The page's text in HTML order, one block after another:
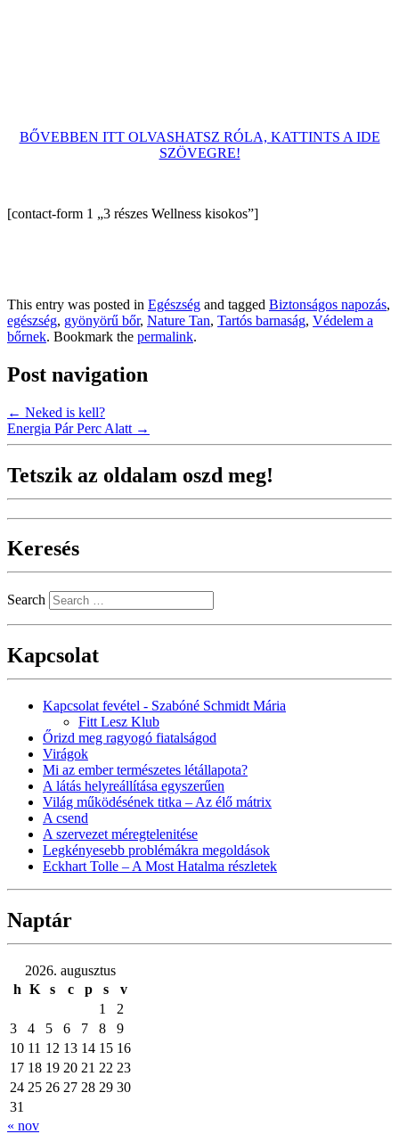
BŐVEBBEN ITT OLVASHATSZ RÓLA, KATTINTS A IDE
SZÖVEGRE!
[contact-form 1 „3 részes Wellness kisokos”]
This entry was posted in Egészség and tagged Biztonságos napozás,
egészség, gyönyörű bőr, Nature Tan, Tartós barnaság, Védelem a
bőrnek. Bookmark the permalink.
Post navigation
← Neked is kell?
Energia Pár Perc Alatt →
Tetszik az oldalam oszd meg!
Keresés
Search
Kapcsolat
Kapcsolat fevétel - Szabóné Schmidt Mária
Fitt Lesz Klub
Őrizd meg ragyogó fiatalságod
Virágok
Mi az ember természetes létállapota?
A látás helyreállítása egyszerűen
Világ működésének titka – Az élő mátrix
A csend
A szervezet méregtelenitése
Legkényesebb problémákra megoldások
Eckhart Tolle – A Most Hatalma részletek
Naptár
2026. augusztus
h K s c p s
v
1
2
3
4 5 6 7 8
9
10 11 12 13 14 15 16
17 18 19 20 21 22 23
24 25 26 27 28 29 30
31
« nov